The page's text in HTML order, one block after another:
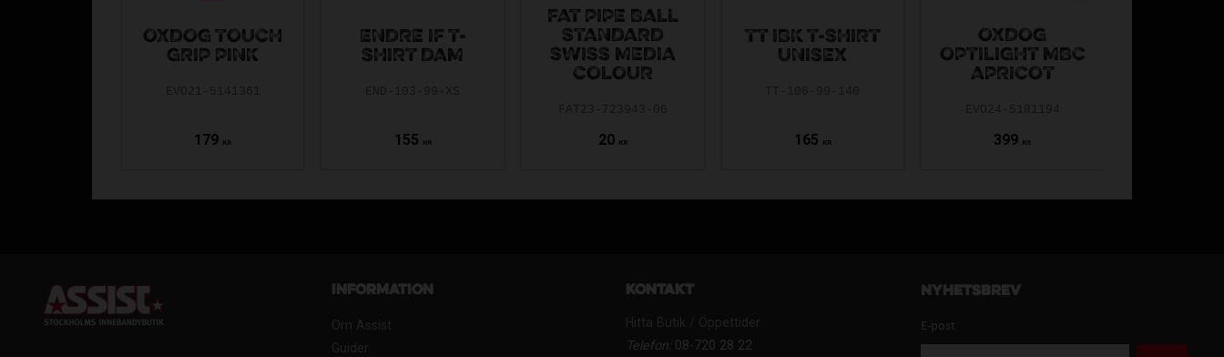
OXDOG TOUCH
GRIP PINK
179 KR
ENDRE IF T-
SHIRT DAM
155 KR
FAT PIPE BALL
STANDARD
SWISS MEDIA
COLOUR
20 KR
TT IBK T-SHIRT
UNISEX
165 KR
OXDOG
OPTILIGHT MBC
APRICOT
399 KR
Information
Om Assist
Guider
Kontakt
Hitta Butik / Öppettider
Telefon:08-720 28 22
Nyhetsbrev
E-post